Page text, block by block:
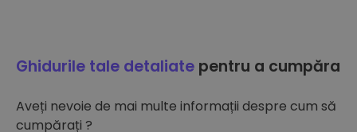
Ghidurile tale detaliate pentru a cumpăra
Aveți nevoie de mai multe informații despre cum să
cumpărați ?